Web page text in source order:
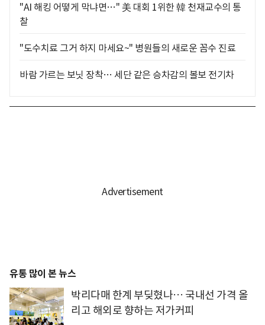
"AI 해킹 어떻게 막냐면…" 美 대회 1위한 韓 천재교수의 통
찰
"도수치료 그거 하지 마세요~" 병원들의 새로운 꼼수 진료
바람 가르는 보닛 장착… 세단 같은 승차감의 볼보 전기차
유통 많이 본 뉴스
박리다매 한계 부딪혔나… 국내선 가격 올
리고 해외로 향하는 저가커피